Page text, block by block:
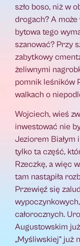
szło boso, niż w
drogach? A
bytowa tego
szanować? Przy
zabytkowy
żeliwnymi
pomnik leśników
walkach o
Wojciech, wieś
inwestować nie
Jeziorem Białym
tylko ta część,
Rzeczkę, a więc
tam nastąpiła
Przewięź się
całorocznych.
Augustowskim
„Myśliwskiej” już